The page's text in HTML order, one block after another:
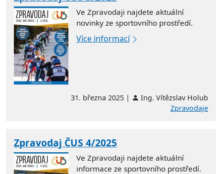
Ve Zpravodaji najdete aktuální
novinky ze sportovního prostředí.
Více informací
31. března 2025 |
Ing. Vítězslav Holub
Zpravodaje
Zpravodaj ČUS 4/2025
Ve Zpravodaji najdete aktuální
informace ze sportovního prostředí.